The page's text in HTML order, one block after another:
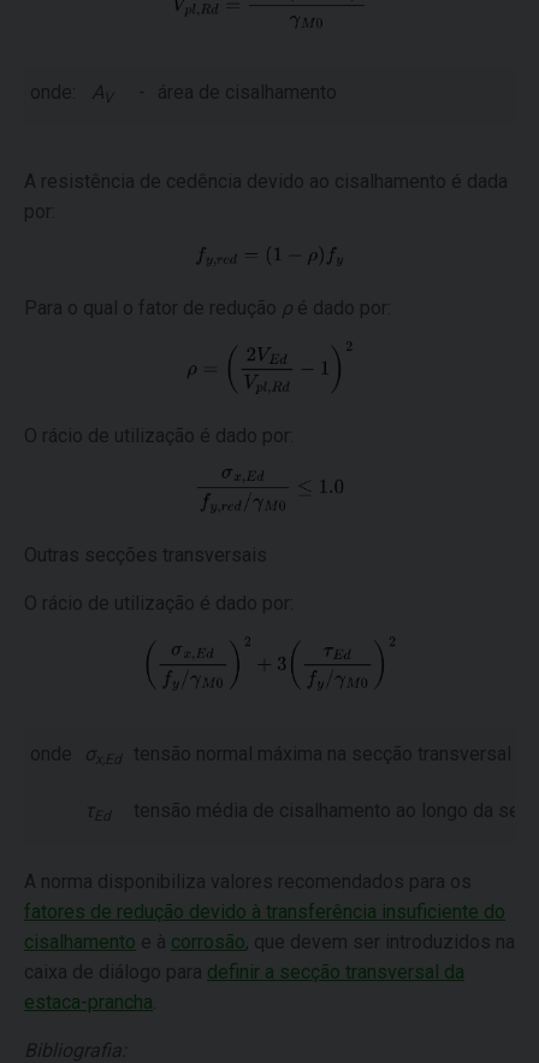
onde: A V - área de cisalhamento
A resistência de cedência devido ao cisalhamento é dada
por:
Para o qual o fator de redução ρ é dado por:
O rácio de utilização é dado por:
Outras secções transversais
O rácio de utilização é dado por:
onde σ x,Ed tensão normal máxima na secção transversal
τ Ed tensão média de cisalhamento ao longo da
A norma disponibiliza valores recomendados para os
fatores de redução devido à transferência insuficiente do
cisalhamento e à corrosão, que devem ser introduzidos na
caixa de diálogo para definir a secção transversal da
estaca-prancha
Bibliografia: